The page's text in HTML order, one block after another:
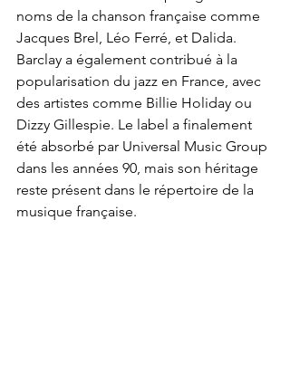
noms de la chanson française comme
Jacques Brel, Léo Ferré, et Dalida.
Barclay a également contribué à la
popularisation du jazz en France, avec
des artistes comme Billie Holiday ou
Dizzy Gillespie. Le label a finalement
été absorbé par Universal Music Group
dans les années 90, mais son héritage
reste présent dans le répertoire de la
musique française.